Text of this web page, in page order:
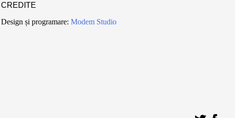
CREDITE
Design și programare: Modem Studio